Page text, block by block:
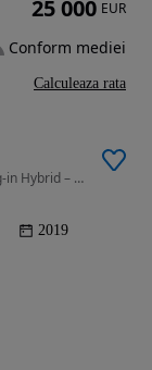
1998 cm3 • 292 CP • BMW 330e G20 M Sport – Plug-in Hybrid – 68.000 km – TVA deductibil
2019
25 000 EUR
Conform mediei
Calculeaza rata